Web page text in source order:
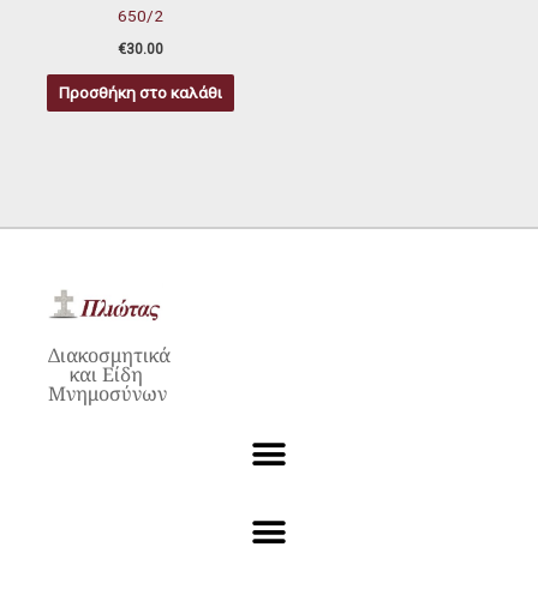
650/2
€30.00
Προσθήκη στο καλάθι
Διακοσμητικά
και Είδη
Μνημοσύνων